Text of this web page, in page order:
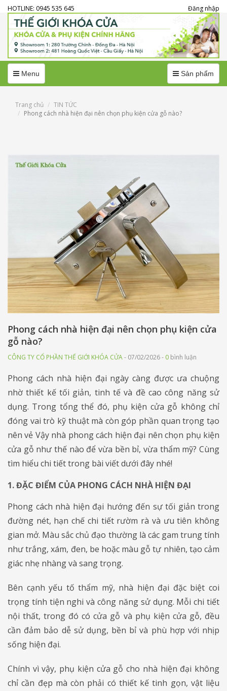
HOTLINE: 0945 535 645 Đăng nhập
MenuMenu MenuSản phẩm
Trang chủ
TIN TỨC
Phong cách nhà hiện đại nên chọn phụ kiện cửa gỗ nào?
Phong cách nhà hiện đại nên chọn phụ kiện cửa
gỗ nào?
CÔNG TY CỔ PHẦN THẾ GIỚI KHÓA CỬA- 07/02/2026 - 0 bình luận
Phong cách nhà hiện đại ngày càng được ưa chuộng
nhờ thiết kế tối giản, tinh tế và đề cao công năng sử
dụng. Trong tổng thể đó, phụ kiện cửa gỗ không chỉ
đóng vai trò kỹ thuật mà còn góp phần quan trọng tạo
nên vẻ Vậy nhà phong cách hiện đại nên chọn phụ kiện
cửa gỗ như thế nào để vừa bền bỉ, vừa thẩm mỹ? Cùng
tìm hiểu chi tiết trong bài viết dưới đây nhé!
1. ĐẶC ĐIỂM CỦA PHONG CÁCH NHÀ HIỆN ĐẠI
Phong cách nhà hiện đại hướng đến sự tối giản trong
đường nét, hạn chế chi tiết rườm rà và ưu tiên không
gian mở. Màu sắc chủ đạo thường là các gam trung tính
như trắng, xám, đen, be hoặc màu gỗ tự nhiên, tạo cảm
giác nhẹ nhàng và sang trọng.
Bên cạnh yếu tố thẩm mỹ, nhà hiện đại đặc biệt coi
trọng tính tiện nghi và công năng sử dụng. Mỗi chi tiết
nội thất, trong đó có cửa gỗ và phụ kiện cửa gỗ, đều
cần đảm bảo dễ sử dụng, bền bỉ và phù hợp với nhịp
sống hiện đại.
Chính vì vậy, phụ kiện cửa gỗ cho nhà hiện đại không
chỉ cần đẹp mà còn phải có thiết kế tinh gọn, vật liệu